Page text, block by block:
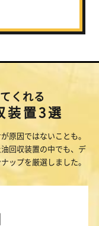
くれる
装置3選
原因ではないことも。
回収装置の中でも、デ
ップを厳選しました。